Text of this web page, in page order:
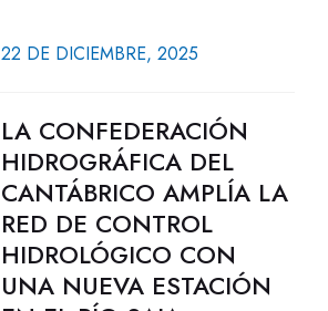
22 DE DICIEMBRE, 2025
LA CONFEDERACIÓN
HIDROGRÁFICA DEL
CANTÁBRICO AMPLÍA LA
RED DE CONTROL
HIDROLÓGICO CON
UNA NUEVA ESTACIÓN